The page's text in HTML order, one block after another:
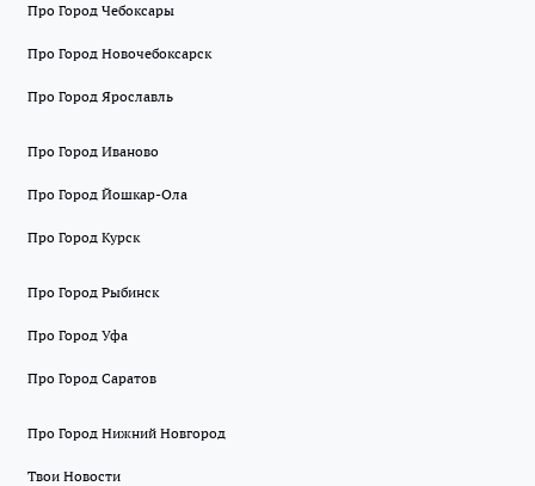
Про Город Чебоксары
Про Город Новочебоксарск
Про Город Ярославль
Про Город Иваново
Про Город Йошкар-Ола
Про Город Курск
Про Город Рыбинск
Про Город Уфа
Про Город Саратов
Про Город Нижний Новгород
Твои Новости